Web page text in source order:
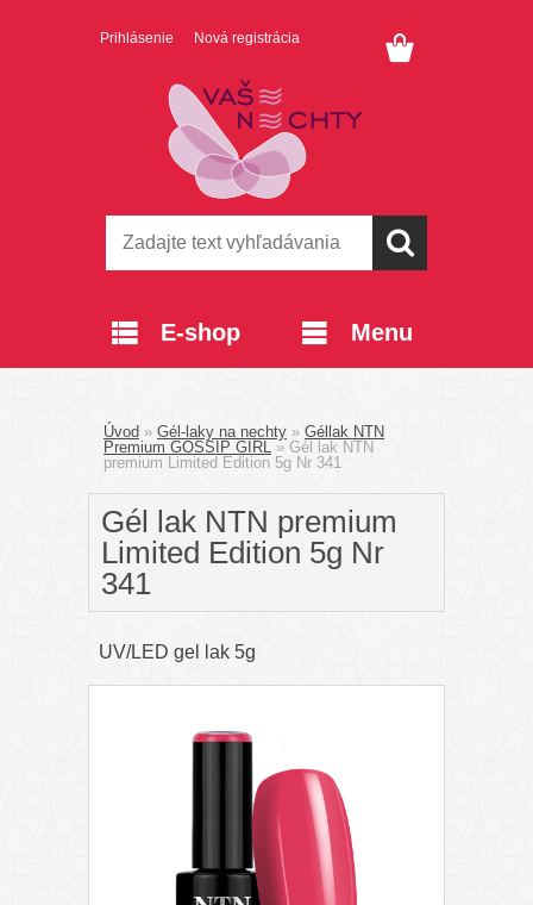
Prihlásenie Nová registrácia
E-shop Menu
Úvod » Gél-laky na nechty » Géllak NTN
Premium GOSSIP GIRL » Gél lak NTN
premium Limited Edition 5g Nr 341
Gél lak NTN premium
Limited Edition 5g Nr
341
UV/LED gel lak 5g